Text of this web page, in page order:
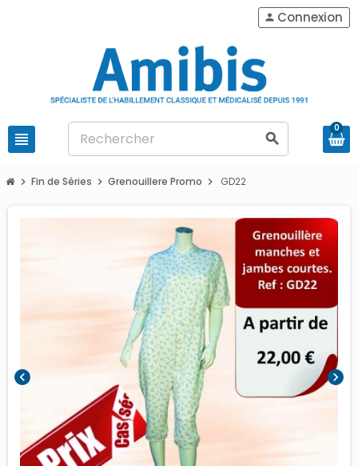
view_headline search
person Connexion
0
chevron_right Fin de Séries chevron_right Grenouillere Promo chevron_right GD22
chevron_left chevron_right